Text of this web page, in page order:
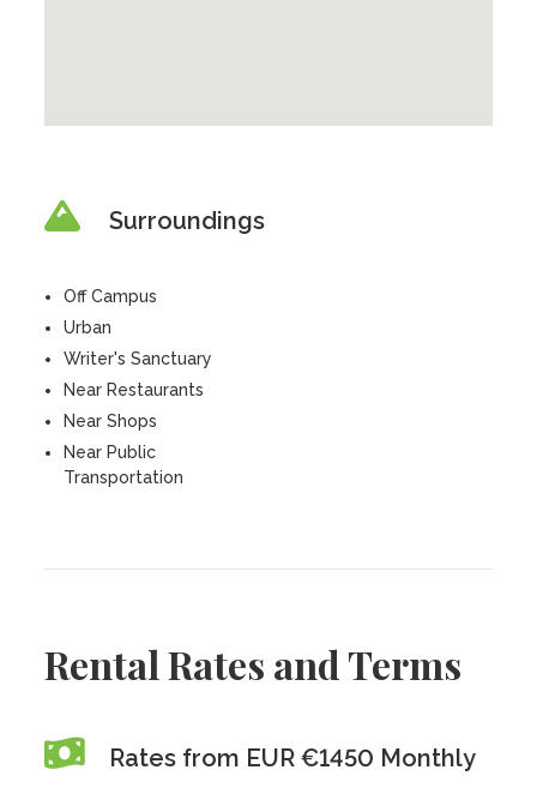
Surroundings
Off Campus
Urban
Writer's Sanctuary
Near Restaurants
Near Shops
Near Public
Transportation
Rental Rates and Terms
Rates from EUR €1450 Monthly